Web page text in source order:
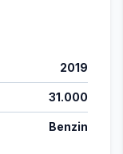
2019
31.000
Benzin